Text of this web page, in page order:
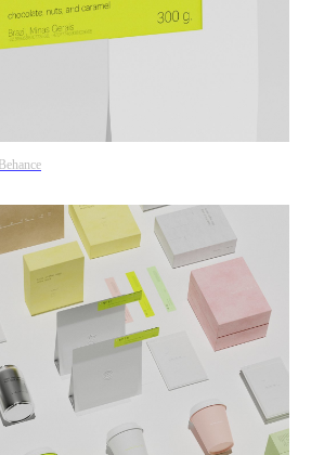
Behance